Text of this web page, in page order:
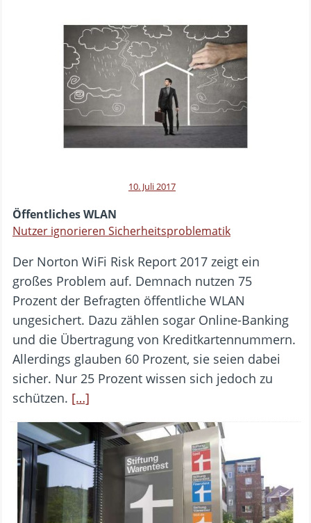
10. Juli 2017
Öffentliches WLAN
Nutzer ignorieren Sicherheitsproblematik
Der Norton WiFi Risk Report 2017 zeigt ein
großes Problem auf. Demnach nutzen 75
Prozent der Befragten öffentliche WLAN
ungesichert. Dazu zählen sogar Online-Banking
und die Übertragung von Kreditkartennummern.
Allerdings glauben 60 Prozent, sie seien dabei
sicher. Nur 25 Prozent wissen sich jedoch zu
schützen. […]